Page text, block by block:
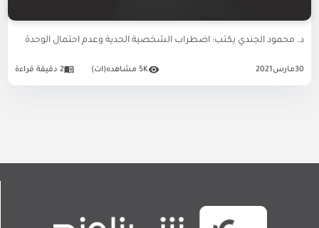
د. محمود الجندي يكتب: اضطراب الشخصية الحدية وعدم احتمال الوحدة
30مارس2021 5K مشاهده(ات) 2 دقيقة قراءة